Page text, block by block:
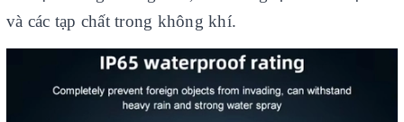
và các tạp chất trong không khí.